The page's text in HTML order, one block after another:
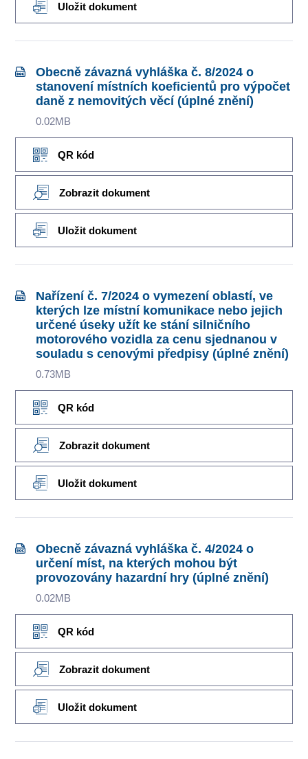
Uložit dokument
Obecně závazná vyhláška č. 8/2024 o
stanovení místních koeficientů pro výpočet
daně z nemovitých věcí (úplné znění)
0.02MB
QR kód
Zobrazit dokument
Uložit dokument
Nařízení č. 7/2024 o vymezení oblastí, ve
kterých lze místní komunikace nebo jejich
určené úseky užít ke stání silničního
motorového vozidla za cenu sjednanou v
souladu s cenovými předpisy (úplné znění)
0.73MB
QR kód
Zobrazit dokument
Uložit dokument
Obecně závazná vyhláška č. 4/2024 o
určení míst, na kterých mohou být
provozovány hazardní hry (úplné znění)
0.02MB
QR kód
Zobrazit dokument
Uložit dokument